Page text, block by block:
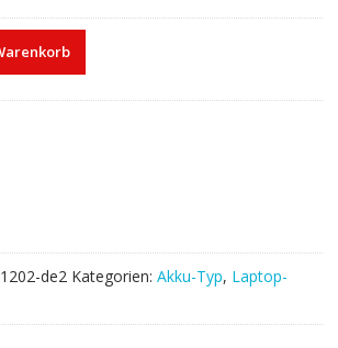
de2 Kategorien: Akku-Typ, Laptop-